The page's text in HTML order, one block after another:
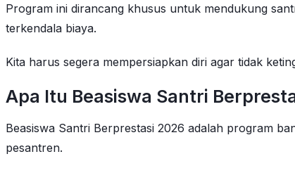
Program ini dirancang khusus untuk mendukung
terkendala biaya.
Kita harus segera mempersiapkan diri agar tidak
Apa Itu Beasiswa Santri
Beasiswa Santri Berprestasi 2026 adalah program
pesantren.